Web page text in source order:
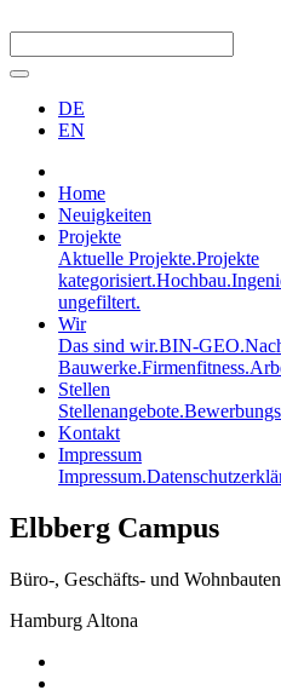
DE
EN
Home
Neuigkeiten
Projekte
Aktuelle Projekte.Projekte
kategorisiert.Hochbau.
ungefiltert.
Wir
Das sind wir.BIN-GEO.
Bauwerke.Firmenfitness.
Stellen
Stellenangebote.
Kontakt
Impressum
Impressum.
Elbberg Campus
Büro-, Geschäfts- und Wohnbauten
Hamburg Altona